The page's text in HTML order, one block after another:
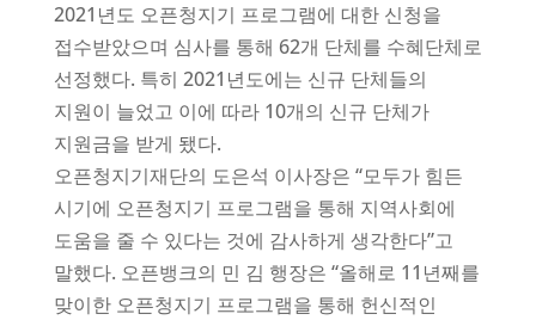
2021년도 오픈청지기 프로그램에 대한 신청을
접수받았으며 심사를 통해 62개 단체를 수혜단체로
선정했다. 특히 2021년도에는 신규 단체들의
지원이 늘었고 이에 따라 10개의 신규 단체가
지원금을 받게 됐다.
오픈청지기재단의 도은석 이사장은 “모두가 힘든
시기에 오픈청지기 프로그램을 통해 지역사회에
도움을 줄 수 있다는 것에 감사하게 생각한다”고
말했다. 오픈뱅크의 민 김 행장은 “올해로 11년째를
맞이한 오픈청지기 프로그램을 통해 헌신적인